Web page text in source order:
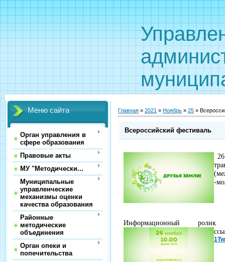
Меню сайта
Орган управления в
сфере образования
Правовые акты
МУ "Методически...
Муниципальные
управленческие
механизмы оценки
качества образования
Районные
методические
объединения
Орган опеки и
попечительства
Главная » 2021 » Ноябрь » 25 »
Всероссийский фестиваль
-
Информационный
1Tw